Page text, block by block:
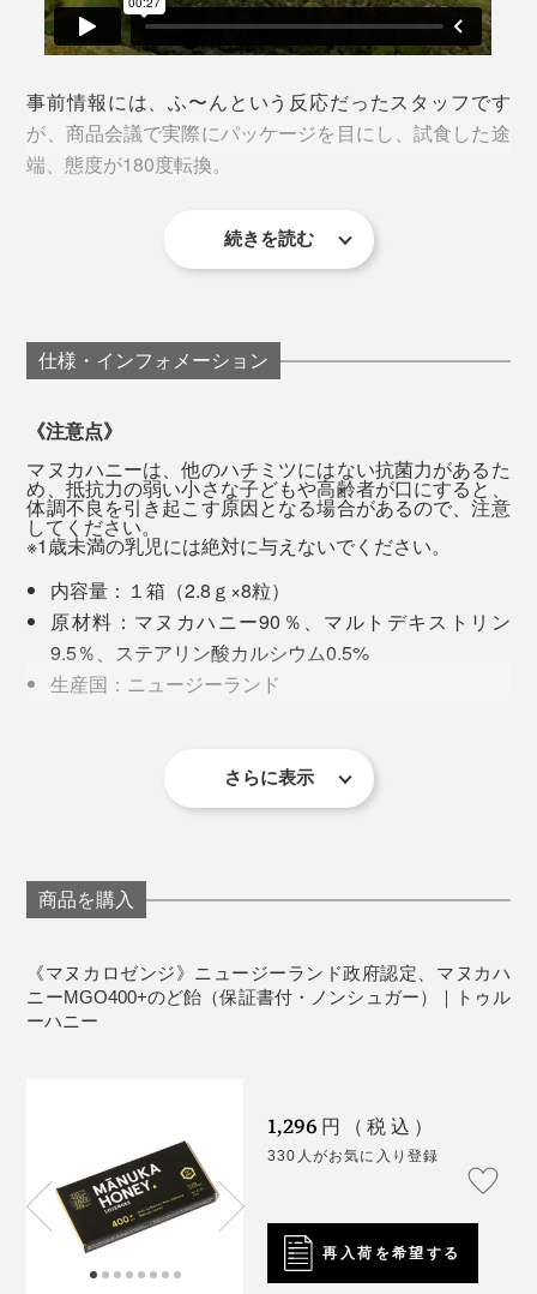
ヌカ特有の成分で、熱や酵素に強く、高い抗菌力を持つ
ことで知られています。
本品の「MGO400+」という表記は、1kgあたり400mg
以上のメチルグリオキサールが含まれているということ
を意味します。
マヌカハニー選びの目安
どれくらいの数値のものを選べば良いのか、その目安は
以下の通りです。
［マヌカハニーMGO300+ UMF11+］
マヌカハニー初心者や、毎日の健康管理に
［マヌカハニーMGO500+ UMF15+］
感染症が流行する季節や、ワンランク上の健康管理
に
［マヌカハニーMGO850+ UMF20+］
高活性品質。健康や美容にしっかり取り組みたい方
［マヌカハニーMGO1000+ UMF22+］
希少な最高級グレード。体質改善をしたい方に
超高活性・究極に贅沢な世界屈指のウルトラプレミ
［マヌカロゼンジMGO400+ UMF13+］（本品）
携帯に便利なのど飴タイプ。通勤通学や、外出先で
普段は「MGO300+」、体調を崩し気味の時は
「MGO500+」または「MGO850+」、いざというときは
「MGO1000+」または「MGO1250+」、外出先では
「ロゼンジ」のように、複数を食べ分けするのもおすす
めです。
の森」を循環させ、生態系の持続性を高めることに貢
献。ミツバチが授粉を媒介することで、森を育てていま
す。
創業者、ジム・マクミランは元ヘリコプターのパイロッ
ト。マヌカの花で覆われた原生林の上を飛行中、養蜂に
利用されていない「マヌカの森」が存在することに気づ
き、The True Honey Co.を設立しました。
人の立ち入りが許されない場所。
最高品質のマヌカハニーの生産には、ミツバチや巣箱の
研究だけでなく、「マヌカの森」の地権者とのパートナ
ーシップが欠かせません。
事前情報には、ふ〜んという反応だったスタッフです
が、商品会議で実際にパッケージを目にし、試食した途
端、態度が180度転換。
「おぉかっこいい！」
「マヌカハニー」「ロゼンジ」ともに、懐かしさを覚え
る素朴な味で、くどい甘さがありません。MGOの数値
べ過ぎてしまいそう。
“いくら体に良くても、おいしくないものは食べたくな
い”食いしん坊スタッフをざわつかせた味わいでした。
マヌカハニー愛用者に聞くと、「寝る前に食べると、朝
起きた時に口の中の粘つきが少ない」「できかけの口内
炎に塗るといい」など耳寄り情報が。
きかけの口内炎もひどくならずにすみました！知らなか
「マヌカハニー」は、コンビニで売っている安価なもの
続きを読む
仕様・インフォメーション
《注意点》
マヌカハニーは、他のハチミツにはない抗菌力があるた
め、抵抗力の弱い小さな子どもや高齢者が口にすると、
体調不良を引き起こす原因となる場合があるので、注意
してください。
※1歳未満の乳児には絶対に与えないでください。
内容量：１箱（2.8ｇ×8粒）
原材料：マヌカハニー90％、マルトデキストリン
9.5％、ステアリン酸カルシウム0.5%
生産国：ニュージーランド
さらに表示
商品を購入
《マヌカロゼンジ》ニュージーランド政府認定、マヌカハ
ニーMGO400+のど飴（保証書付・ノンシュガー）｜トゥル
ーハニー
1,296 円（税込）
330人がお気に入り登録
再入荷を希望する